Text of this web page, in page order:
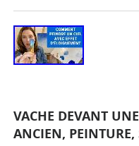
VACHE DEVANT
ANCIEN,